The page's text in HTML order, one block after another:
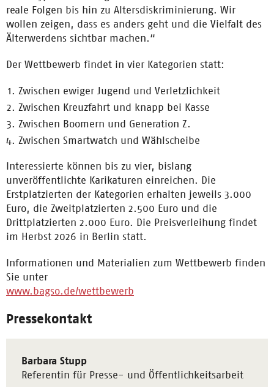
reale Folgen bis hin zu Altersdiskriminierung. Wir
wollen zeigen, dass es anders geht und die Vielfalt des
Älterwerdens sichtbar machen.“
Der Wettbewerb findet in vier Kategorien statt:
Zwischen ewiger Jugend und Verletzlichkeit
Zwischen Kreuzfahrt und knapp bei Kasse
Zwischen Boomern und Generation Z.
Zwischen Smartwatch und Wählscheibe
Interessierte können bis zu vier, bislang
unveröffentlichte Karikaturen einreichen. Die
Erstplatzierten der Kategorien erhalten jeweils 3.000
Euro, die Zweitplatzierten 2.500 Euro und die
Drittplatzierten 2.000 Euro. Die Preisverleihung findet
im Herbst 2026 in Berlin statt.
Informationen und Materialien zum Wettbewerb finden
Sie unter
www.bagso.de/wettbewerb
Pressekontakt
Barbara Stupp
Referentin für Presse- und Öffentlichkeitsarbeit